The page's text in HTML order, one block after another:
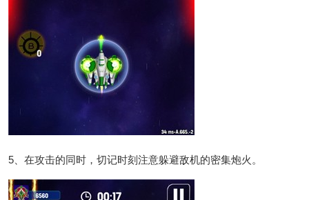
5、在攻击的同时，切记时刻注意躲避敌机的密集炮火。